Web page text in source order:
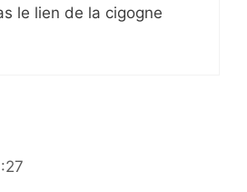
le lien de la cigogne